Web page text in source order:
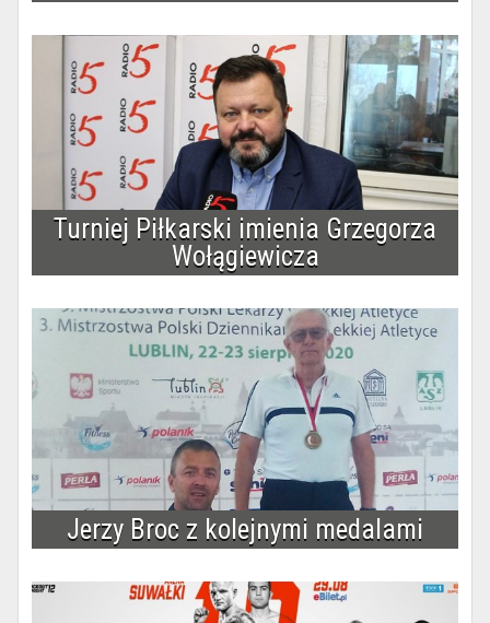
Turniej Piłkarski imienia Grzegorza
Wołągiewicza
Jerzy Broc z kolejnymi medalami